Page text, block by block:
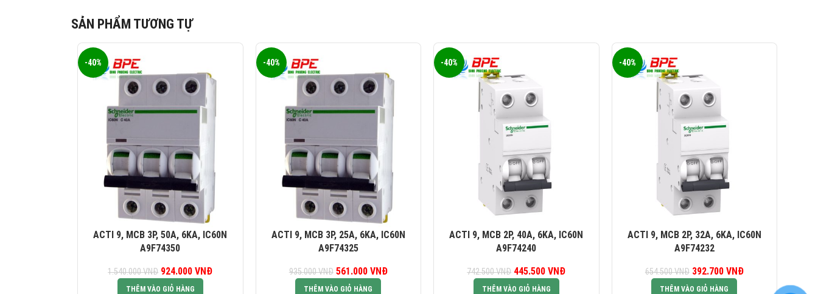
SẢN PHẨM TƯƠNG TỰ
-40%
ACTI 9, MCB 3P, 50A, 6KA, IC60N
A9F74350
1.540.000VNĐ
Giá gốc là:
1.540.000 VNĐ.
924.000VNĐ
THÊM VÀO GIỎ HÀNG
-40%
ACTI 9, MCB 3P, 25A, 6KA, IC60N
A9F74325
935.000VNĐ
Giá gốc là:
935.000 VNĐ.
561.000 VNĐ
THÊM VÀO GIỎ HÀNG
-40%
ACTI 9, MCB 2P, 40A, 6KA, IC60N
A9F74240
742.500VNĐ
Giá gốc là:
742.500 VNĐ.
445.500VNĐ
THÊM VÀO GIỎ HÀNG
-40%
ACTI 9, MCB 2P, 32A, 6KA, IC60N
A9F74232
654.500VNĐ
Giá gốc là:
654.500 VNĐ.
392.700 VNĐ
392.700 VNĐ.
THÊM VÀO GIỎ HÀNG